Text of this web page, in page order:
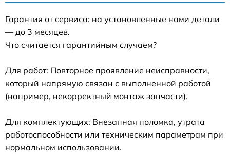
Гарантия от сервиса: на установленные нами детали
— до 3 месяцев.
Что считается гарантийным случаем?
Для работ: Повторное проявление неисправности,
который напрямую связан с выполненной работой
(например, некорректный монтаж запчасти).
Для комплектующих: Внезапная поломка, утрата
работоспособности или техническим параметрам при
нормальном использовании.